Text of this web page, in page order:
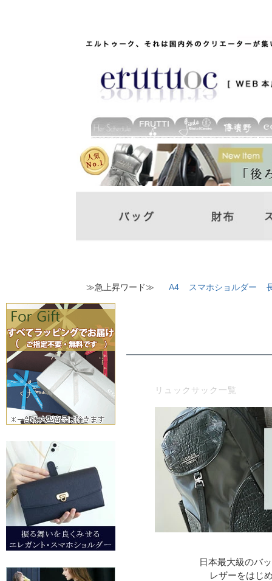
≫急上昇ワード≫ A4 スマホショルダー
リュックサック一覧
日本最大級のバ
レザーをはじ